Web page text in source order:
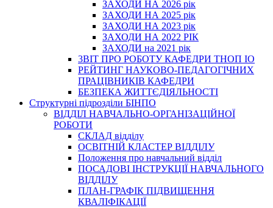
ЗАХОДИ НА 2026 рік
ЗАХОДИ НА 2025 рік
ЗАХОДИ НА 2023 рік
ЗАХОДИ НА 2022 РІК
ЗАХОДИ на 2021 рік
3BIT ПРО РОБОТУ КАФЕДРИ ТНОП ІО
РЕЙТИНГ НАУКОВО-ПЕДАГОГІЧНИХ
ПРАЦІВНИКІВ КАФЕДРИ
БЕЗПЕКА ЖИТТЄДІЯЛЬНОСТІ
Структурні підрозділи БІНПО
ВІДДІЛ НАВЧАЛЬНО-ОРГАНІЗАЦІЙНОЇ
РОБОТИ
СКЛАД відділу
ОСВІТНІЙ КЛАСТЕР ВІДДІЛУ
Положення про навчальний вiддiл
ПОСАДОВІ ІНСТРУКЦІЇ НАВЧАЛЬНОГО
ВІДДІЛУ
ПЛАН-ГРАФІК ПІДВИЩЕННЯ
КВАЛІФІКАЦІЇ